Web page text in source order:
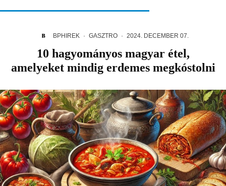
BPHIREK · GASZTRO · 2024. DECEMBER 07.
10 hagyományos magyar étel,
amelyeket mindig erdemes megkóstolni